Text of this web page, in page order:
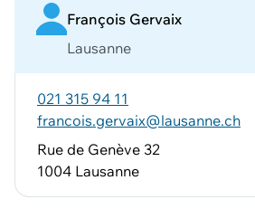
François Gervaix
Lausanne
021 315 94 11
francois.gervaix@lausanne.ch
Rue de Genève 32
1004 Lausanne